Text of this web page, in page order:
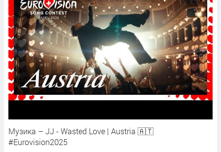
Музика – JJ - Wasted Love | Austria 🇦🇹
#Eurovision2025